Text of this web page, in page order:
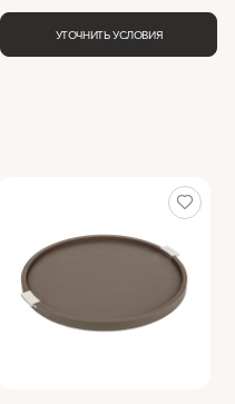
УТОЧНИТЬ УСЛОВИЯ